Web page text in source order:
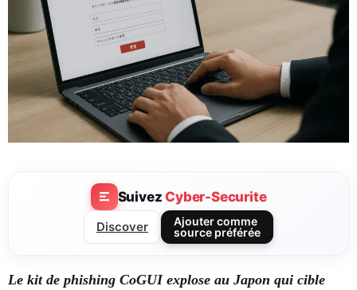
SuivezCyber-Securite
Discover
Ajouter comme
source préférée
Le kit de phishing CoGUI explose au Japon qui cible